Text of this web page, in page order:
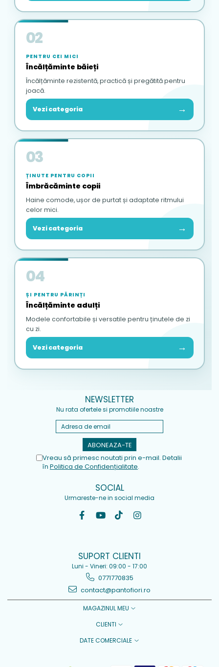
02
PENTRU CEI MICI
Încălțăminte băieți
Încălțăminte rezistentă, practică și pregătită pentru
joacă.
Vezi categoria →
03
ȚINUTE PENTRU COPII
Îmbrăcăminte copii
Haine comode, ușor de purtat și adaptate ritmului
celor mici.
Vezi categoria →
04
ȘI PENTRU PĂRINȚI
Încălțăminte adulți
Modele confortabile și versatile pentru ținutele de zi
cu zi.
Vezi categoria →
NEWSLETTER
Nu rata ofertele si promotiile noastre
Vreau să primesc noutati prin e-mail. Detalii
în Politica de Confidențialitate.
SOCIAL
Urmareste-ne in social media
SUPORT CLIENTI
Luni - Vineri: 09:00 - 17:00
0771770835
contact@pantofiori.ro
MAGAZINUL MEU
CLIENTI
DATE COMERCIALE